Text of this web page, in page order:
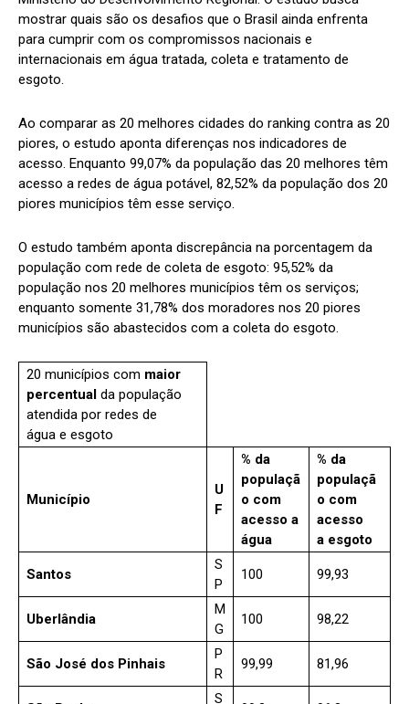
mostrar quais são os desafios que o Brasil ainda enfrenta
para cumprir com os compromissos nacionais e
internacionais em água tratada, coleta e tratamento de
esgoto.
Ao comparar as 20 melhores cidades do ranking contra as 20
piores, o estudo aponta diferenças nos indicadores de
acesso. Enquanto 99,07% da população das 20 melhores têm
acesso a redes de água potável, 82,52% da população dos 20
piores municípios têm esse serviço.
O estudo também aponta discrepância na porcentagem da
população com rede de coleta de esgoto: 95,52% da
população nos 20 melhores municípios têm os serviços;
enquanto somente 31,78% dos moradores nos 20 piores
municípios são abastecidos com a coleta do esgoto.
20 municípios com maior
percentual da população
atendida por redes de
água e esgoto
Município
U
F
% da
populaçã
o com
acesso a
água
% da
populaçã
o com
acesso
a esgoto
Santos
S
P
100 99,93
Uberlândia
M
G
100 98,22
São José dos Pinhais
P
R
99,99 81,96
S